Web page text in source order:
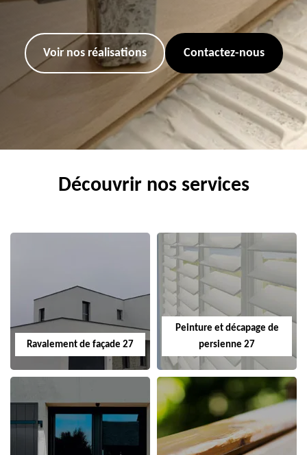
Voir nos réalisations Contactez-nous
Découvrir nos services
Ravalement de façade 27
Peinture et décapage de
persienne 27